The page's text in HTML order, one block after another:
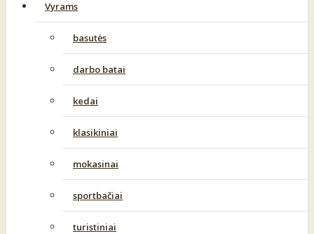
Vyrams
basutės
darbo batai
kedai
klasikiniai
mokasinai
sportbačiai
turistiniai